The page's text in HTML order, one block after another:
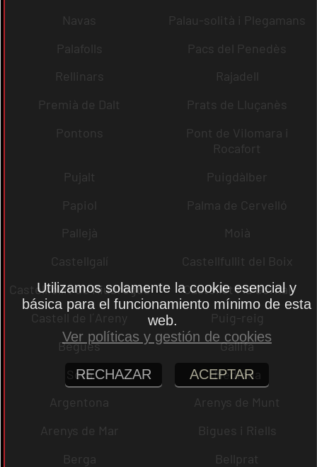
Navas
Palau-solità i Plegamans
Palafolls
Pacs del Penedès
Rellinars
Rajadell
Premià de Dalt
Prats de Lluçanès
Pontons
Pont de Vilomara i
Rocafort
Pujalt
Puigdàlber
Papiol
Palma de Cervelló
Pallejà
Moià
Castellgalí
Castellfullit del Boix
Castellfollit de Riubregós
Castellet i la Gornal
Castell de l´Areny
Puig-reig
Begues
Gallifa
Sora
Mediona
Argentona
Arenys de Munt
Arenys de Mar
Bigues i Riells
Berga
Bellprat
Utilizamos solamente la cookie esencial y
básica para el funcionamiento mínimo de esta
web.
Ver políticas y gestión de cookies
RECHAZAR ACEPTAR